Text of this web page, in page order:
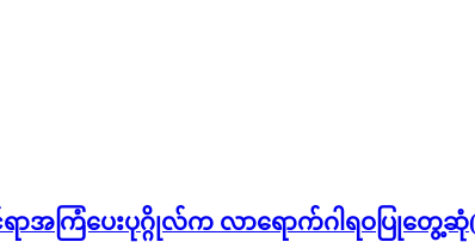
ာအကြံပေးပုဂ္ဂိုလ်က လာရောက်ဂါရဝပြုတွေ့ဆုံ